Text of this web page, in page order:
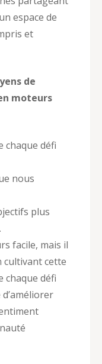
espace de
et
de
moteurs
chaque défi
nous
plus
facile, mais il
cultivant cette
chaque défi